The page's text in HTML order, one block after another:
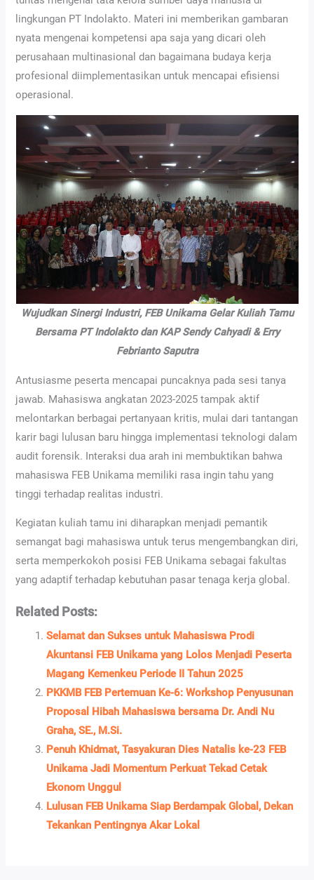
lingkungan PT Indolakto. Materi ini memberikan gambaran
nyata mengenai kompetensi apa saja yang dicari oleh
perusahaan multinasional dan bagaimana budaya kerja
profesional diimplementasikan untuk mencapai efisiensi
operasional.
Wujudkan Sinergi Industri, FEB Unikama Gelar Kuliah Tamu
Bersama PT Indolakto dan KAP Sendy Cahyadi & Erry
Febrianto Saputra
Antusiasme peserta mencapai puncaknya pada sesi tanya
jawab. Mahasiswa angkatan 2023-2025 tampak aktif
melontarkan berbagai pertanyaan kritis, mulai dari tantangan
karir bagi lulusan baru hingga implementasi teknologi dalam
audit forensik. Interaksi dua arah ini membuktikan bahwa
mahasiswa FEB Unikama memiliki rasa ingin tahu yang
tinggi terhadap realitas industri.
Kegiatan kuliah tamu ini diharapkan menjadi pemantik
semangat bagi mahasiswa untuk terus mengembangkan diri,
serta memperkokoh posisi FEB Unikama sebagai fakultas
yang adaptif terhadap kebutuhan pasar tenaga kerja global.
Related Posts:
Selamat dan Sukses untuk Mahasiswa Prodi
Akuntansi FEB Unikama yang Lolos Menjadi Peserta
Magang Kemenkeu Periode II Tahun 2025
PKKMB FEB Pertemuan Ke-6: Workshop Penyusunan
Proposal Hibah Mahasiswa bersama Dr. Andi Nu
Graha, SE., M.Si.
Penuh Khidmat, Tasyakuran Dies Natalis ke-23 FEB
Unikama Jadi Momentum Perkuat Tekad Cetak
Ekonom Unggul
Lulusan FEB Unikama Siap Berdampak Global, Dekan
Tekankan Pentingnya Akar Lokal